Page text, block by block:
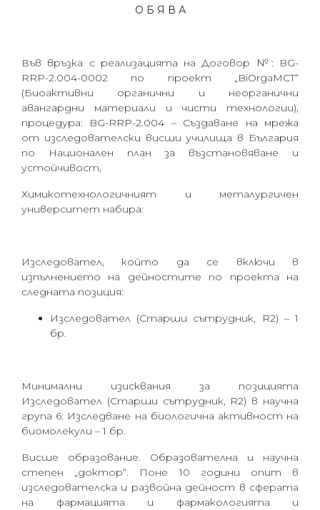
О Б Я В А
Във връзка с реализацията на Договор №: BG-
RRP-2.004-0002 по проект „BiOrgaMCT“
(Биоактивни органични и неорганични
авангардни материали и чисти технологии),
процедура: BG-RRP-2.004 – Създаване на мрежа
от изследователски висши училища в България
по Национален план за възстановяване и
устойчивост,
Химикотехнологичният и металургичен
университет набира:
Изследовател, който да се включи в
изпълнението на дейностите по проекта на
следната позиция:
Изследовател (Старши сътрудник, R2) – 1
бр.
Минимални изисквания за позицията
Изследовател (Старши сътрудник, R2) в научна
група 6: Изследване на биологична активност на
биомолекули – 1 бр.
Висше образование. Образователна и научна
степен „доктор“. Поне 10 години опит в
изследователска и развойна дейност в сферата
на фармацията и фармакологията и